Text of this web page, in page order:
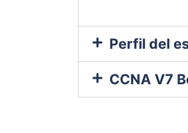
Perfil del
CCNA V7